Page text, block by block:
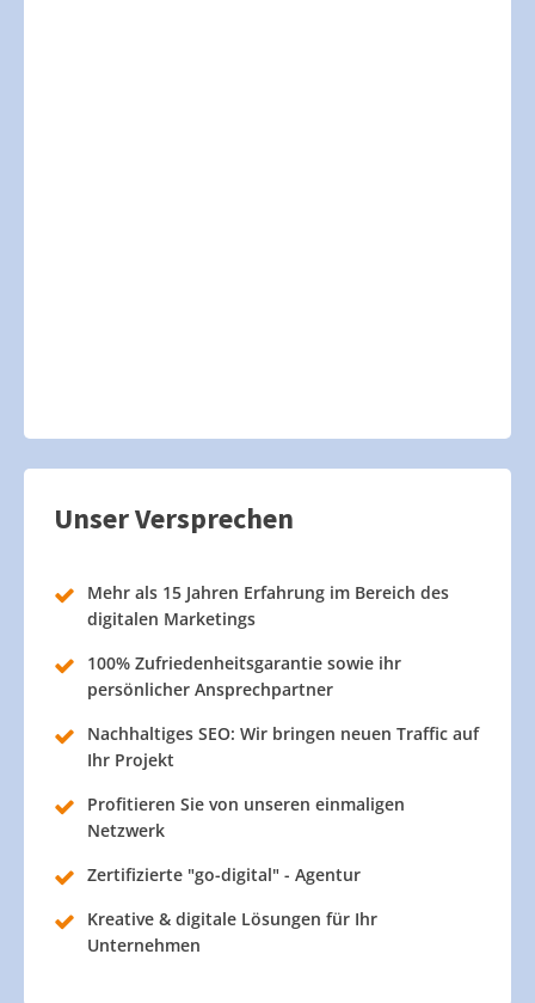
Unser Versprechen
Mehr als 15 Jahren Erfahrung im Bereich des
digitalen Marketings
100% Zufriedenheitsgarantie sowie ihr
persönlicher Ansprechpartner
Nachhaltiges SEO: Wir bringen neuen Traffic auf
Ihr Projekt
Profitieren Sie von unseren einmaligen
Netzwerk
Zertifizierte "go-digital" - Agentur
Kreative & digitale Lösungen für Ihr
Unternehmen